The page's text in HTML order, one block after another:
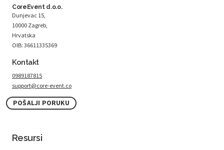
CoreEvent d.o.o.
Dunjevac 15,
10000 Zagreb,
Hrvatska
OIB: 36611335369
Kontakt
0989187815
support@core-event.co
POŠALJI PORUKU
Resursi